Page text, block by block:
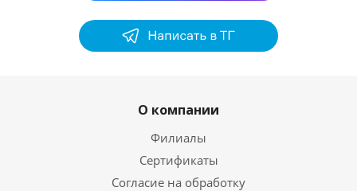
О компании
Филиалы
Сертификаты
Согласие на обработку